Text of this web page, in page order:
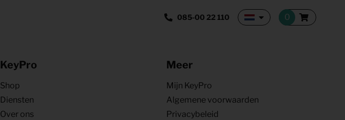
085-00 22 110
KeyPro
Shop
Diensten
Over ons
Meer
Mijn KeyPro
Algemene voorwaarden
Privacybeleid